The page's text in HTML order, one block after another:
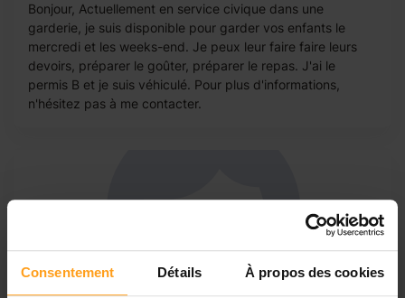
Consentement Détails À propos des cookies
Bonjour, Actuellement en service civique dans une
garderie, je suis disponible pour garder vos enfants le
mercredi et les weeks-end. Je peux leur faire faire leurs
devoirs, préparer le goûter, préparer le repas. J'ai le
permis B et je suis véhiculé. Pour plus d'informations,
n'hésitez pas à me contacter.